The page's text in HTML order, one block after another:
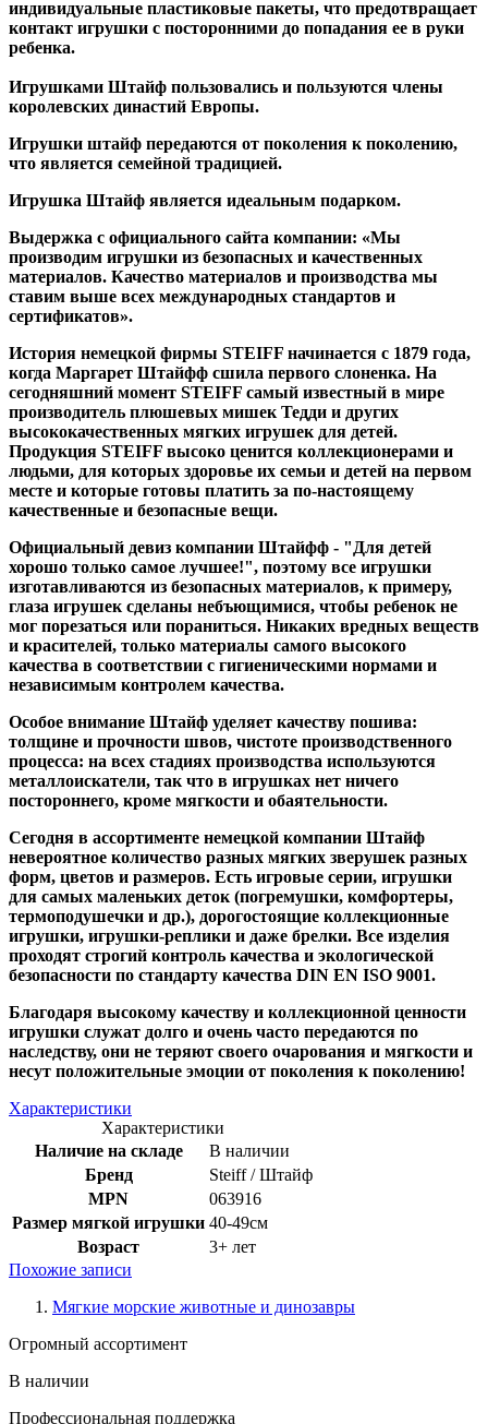
индивидуальные пластиковые пакеты, что предотвращает
контакт игрушки с посторонними до попадания ее в руки
ребенка.
Игрушками Штайф пользовались и пользуются члены
королевских династий Европы.
Игрушки штайф передаются от поколения к поколению,
что является семейной традицией.
Игрушка Штайф является идеальным подарком.
Выдержка с официального сайта компании: «Мы
производим игрушки из безопасных и качественных
материалов. Качество материалов и производства мы
ставим выше всех международных стандартов и
сертификатов».
История немецкой фирмы STEIFF начинается с 1879 года,
когда Маргарет Штайфф сшила первого слоненка. На
сегодняшний момент STEIFF самый известный в мире
производитель плюшевых мишек Тедди и других
высококачественных мягких игрушек для детей.
Продукция STEIFF высоко ценится коллекционерами и
людьми, для которых здоровье их семьи и детей на первом
месте и которые готовы платить за по-настоящему
качественные и безопасные вещи.
Официальный девиз компании Штайфф - "Для детей
хорошо только самое лучшее!", поэтому все игрушки
изготавливаются из безопасных материалов, к примеру,
глаза игрушек сделаны небъющимися, чтобы ребенок не
мог порезаться или пораниться. Никаких вредных веществ
и красителей, только материалы самого высокого
качества в соответствии с гигиеническими нормами и
независимым контролем качества.
Особое внимание Штайф уделяет качеству пошива:
толщине и прочности швов, чистоте производственного
процесса: на всех стадиях производства используются
металлоискатели, так что в игрушках нет ничего
постороннего, кроме мягкости и обаятельности.
Сегодня в ассортименте немецкой компании Штайф
невероятное количество разных мягких зверушек разных
форм, цветов и размеров. Есть игровые серии, игрушки
для самых маленьких деток (погремушки, комфортеры,
термоподушечки и др.), дорогостоящие коллекционные
игрушки, игрушки-реплики и даже брелки. Все изделия
проходят строгий контроль качества и экологической
безопасности по стандарту качества DIN EN ISO 9001.
Благодаря высокому качеству и коллекционной ценности
игрушки служат долго и очень часто передаются по
наследству, они не теряют своего очарования и мягкости и
несут положительные эмоции от поколения к поколению!
Характеристики
Характеристики
Наличие на складе
В наличии
Бренд
Steiff / Штайф
MPN
063916
Размер мягкой игрушки 40-49см
Возраст
3+ лет
Похожие записи
Мягкие морские животные и динозавры
Огромный ассортимент
В наличии
Профессиональная поддержка